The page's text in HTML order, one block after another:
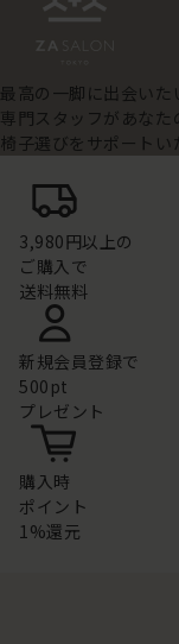
最高の一脚に出会いた
専門スタッフがあなた
椅子選びをサポートい
3,980円以上の
ご購入で
送料無料
新規会員登録で
500pt
プレゼント
購入時
ポイント
1%還元